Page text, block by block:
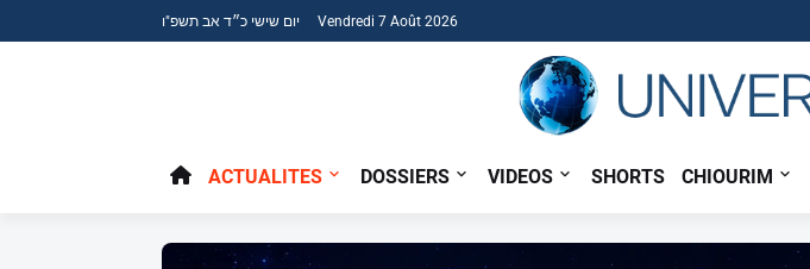
יום שישי כ״ד אב תשפ"ו Vendredi 7 Août 2026
ACTUALITES DOSSIERS VIDEOS SHORTS CHIOURIM